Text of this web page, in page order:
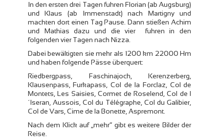
In den ersten drei Tagen fuhren Florian (ab Augsburg)
und Klaus (ab Immenstadt) nach Martigny und
machten dort einen Tag Pause. Dann stießen Achim
und Mathias dazu und die vier fuhren in den
folgenden vier Tagen nach Nizza.
Dabei bewältigten sie mehr als 1200 km 22000 Hm
und haben folgende Pässe überquert:
Riedbergpass, Faschinajoch, Kerenzerberg,
Klausenpass, Furkapass, Col de la Forclaz, Col de
Montets, Les Saisies, Cormet de Roselend, Col de l
´Iseran, Aussois, Col du Télégraphe, Col du Galibier,
Col de Vars, Cime de la Bonette, Aspremont.
Nach dem Klick auf „mehr“ gibt es weitere Bilder der
Reise.